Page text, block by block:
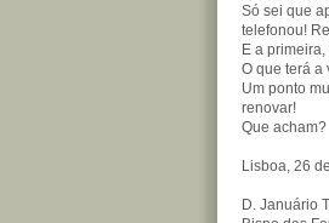
Só sei que
telefonou!
E a
O que terá a
Um ponto
renovar!
Que acham?
Lisboa, 26
D. Januário